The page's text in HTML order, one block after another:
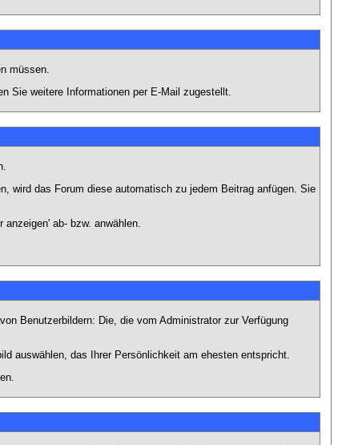
müssen.
Sie weitere Informationen per E-Mail zugestellt.
wird das Forum diese automatisch zu jedem Beitrag anfügen. Sie
ab- bzw. anwählen.
Benutzerbildern: Die, die vom Administrator zur Verfügung
auswählen, das Ihrer Persönlichkeit am ehesten entspricht.